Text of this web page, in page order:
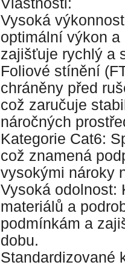
Vysoká
optimální výkon
zajišťuje rychlý a
Foliové stínění
chráněny před
což zaručuje
náročných
Kategorie Cat6:
což znamená
vysokými nároky
Vysoká odolnost:
materiálů a
podmínkám a
dobu.
Standardizované